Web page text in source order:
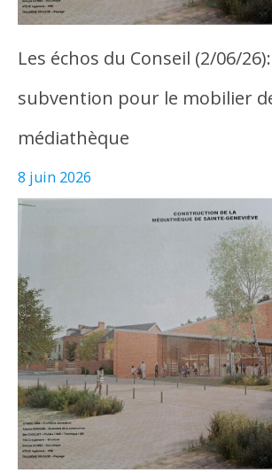
Les échos du Conseil (2/06/
subvention pour le mobilier
médiathèque
8 juin 2026